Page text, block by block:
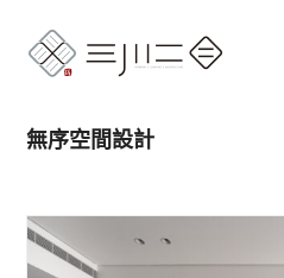
無序空間設計